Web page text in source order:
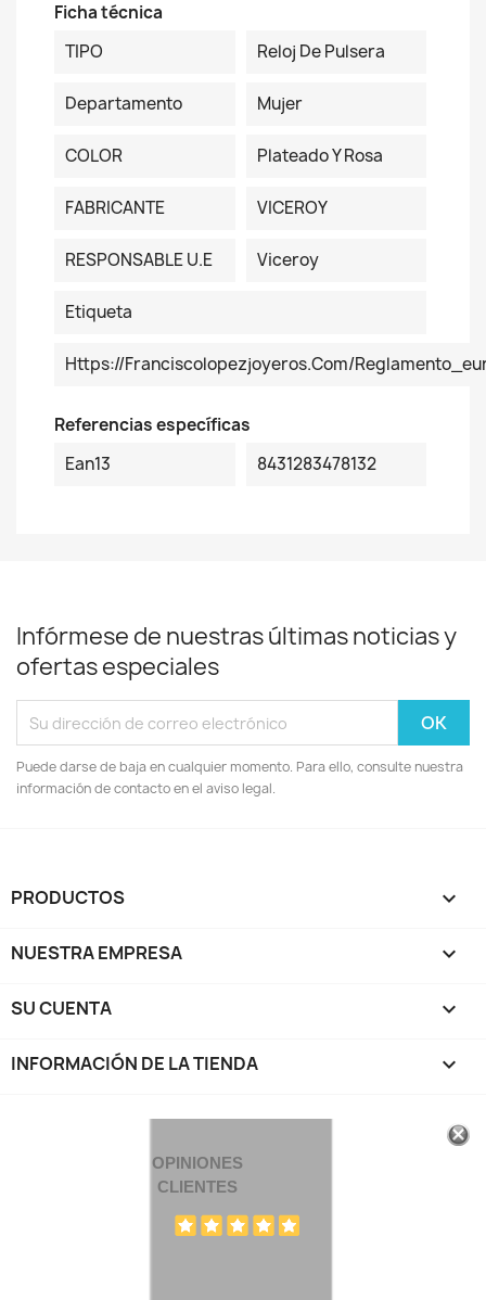
Ficha técnica
TIPO
Reloj De Pulsera
Departamento Mujer
COLOR Plateado Y Rosa
FABRICANTE VICEROY
RESPONSABLE U.E Viceroy
Etiqueta
Https://franciscolopezjoyeros.com/
Referencias específicas
Ean13
8431283478132
Infórmese de nuestras últimas noticias y
ofertas especiales
Puede darse de baja en cualquier momento. Para ello, consulte nuestra
información de contacto en el aviso legal.
PRODUCTOS 
NUESTRA EMPRESA 
SU CUENTA 
INFORMACIÓN DE LA TIENDA keyboard_arrow_down
OPINIONES
CLIENTES